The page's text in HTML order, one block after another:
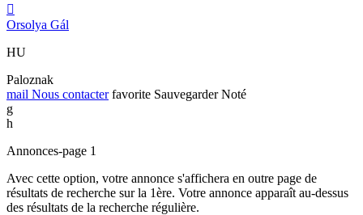

Orsolya Gál
HU
Paloznak
mail Nous contacter favorite Sauvegarder Noté
g
h
Annonces-page 1
Avec cette option, votre annonce s'affichera en outre page de
résultats de recherche sur la 1ère. Votre annonce apparaît au-dessus
des résultats de la recherche régulière.